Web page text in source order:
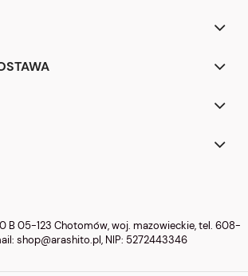
B 05-123 Chotomów, woj. mazowieckie, tel. 608-
shop@arashito.pl, NIP: 5272443346